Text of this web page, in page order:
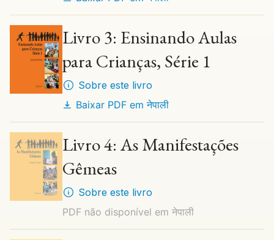
Livro 3: Ensinando Aulas
para Crianças, Série 1
Sobre este livro
Baixar PDF emनेपाली
Livro 4: As Manifestações
Gêmeas
Sobre este livro
PDF não disponível emनेपाली